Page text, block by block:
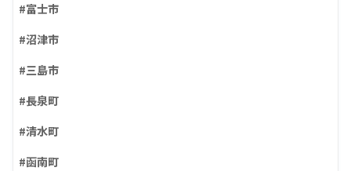
#富士市
#沼津市
#三島市
#長泉町
#清水町
#函南町